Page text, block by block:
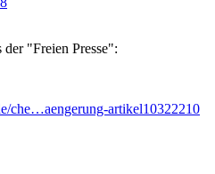
der "Freien Presse":
che…aengerung-artikel10322210